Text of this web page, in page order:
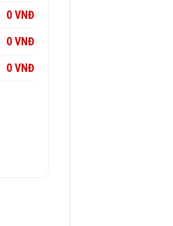
0 VNĐ
0 VNĐ
0 VNĐ